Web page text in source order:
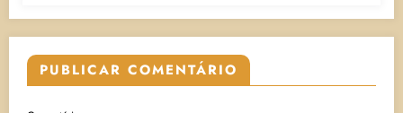
PUBLICAR COMENTÁRIO